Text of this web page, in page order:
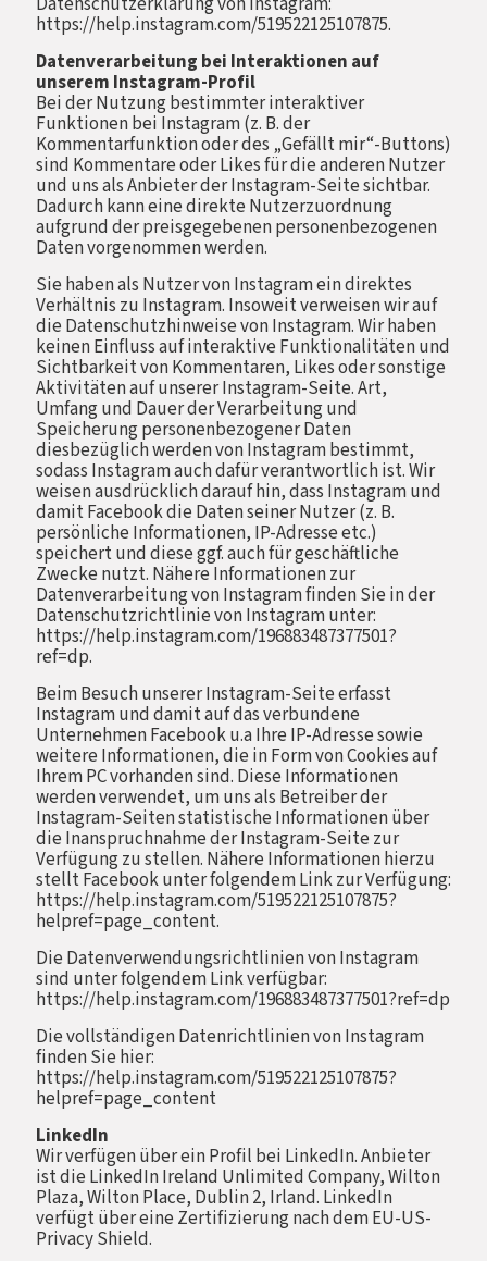
https://help.instagram.com/519522125107875.
Datenverarbeitung bei Interaktionen auf
unserem Instagram-Profil
Bei der Nutzung bestimmter interaktiver
Funktionen bei Instagram (z. B. der
Kommentarfunktion oder des „Gefällt mir“-Buttons)
sind Kommentare oder Likes für die anderen Nutzer
und uns als Anbieter der Instagram-Seite sichtbar.
Dadurch kann eine direkte Nutzerzuordnung
aufgrund der preisgegebenen personenbezogenen
Daten vorgenommen werden.
Sie haben als Nutzer von Instagram ein direktes
Verhältnis zu Instagram. Insoweit verweisen wir auf
die Datenschutzhinweise von Instagram. Wir haben
keinen Einfluss auf interaktive Funktionalitäten und
Sichtbarkeit von Kommentaren, Likes oder sonstige
Aktivitäten auf unserer Instagram-Seite. Art,
Umfang und Dauer der Verarbeitung und
Speicherung personenbezogener Daten
diesbezüglich werden von Instagram bestimmt,
sodass Instagram auch dafür verantwortlich ist. Wir
weisen ausdrücklich darauf hin, dass Instagram und
damit Facebook die Daten seiner Nutzer (z. B.
persönliche Informationen, IP-Adresse etc.)
speichert und diese ggf. auch für geschäftliche
Zwecke nutzt. Nähere Informationen zur
Datenverarbeitung von Instagram finden Sie in der
Datenschutzrichtlinie von Instagram unter:
https://help.instagram.com/196883487377501?
ref=dp.
Beim Besuch unserer Instagram-Seite erfasst
Instagram und damit auf das verbundene
Unternehmen Facebook u.a Ihre IP-Adresse sowie
weitere Informationen, die in Form von Cookies auf
Ihrem PC vorhanden sind. Diese Informationen
werden verwendet, um uns als Betreiber der
Instagram-Seiten statistische Informationen über
die Inanspruchnahme der Instagram-Seite zur
Verfügung zu stellen. Nähere Informationen hierzu
stellt Facebook unter folgendem Link zur Verfügung:
https://help.instagram.com/519522125107875?
helpref=page_content.
Die Datenverwendungsrichtlinien von Instagram
sind unter folgendem Link verfügbar:
https://help.instagram.com/196883487377501?ref=dp
Die vollständigen Datenrichtlinien von Instagram
finden Sie hier:
https://help.instagram.com/519522125107875?
helpref=page_content
LinkedIn
Wir verfügen über ein Profil bei LinkedIn. Anbieter
ist die LinkedIn Ireland Unlimited Company, Wilton
Plaza, Wilton Place, Dublin 2, Irland. LinkedIn
verfügt über eine Zertifizierung nach dem EU-US-
Privacy Shield.